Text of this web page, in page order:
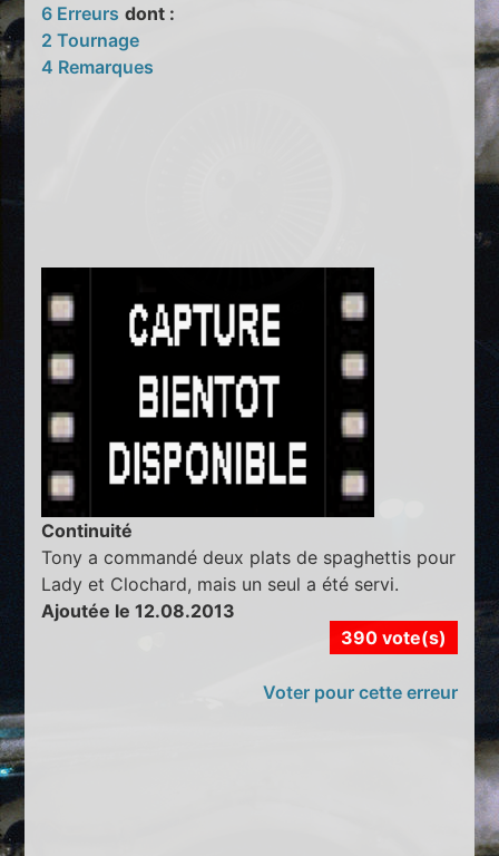
6 Erreurs dont :
2 Tournage
4 Remarques
Continuité
Tony a commandé deux plats de spaghettis pour
Lady et Clochard, mais un seul a été servi.
Ajoutée le 12.08.2013
390 vote(s)
Voter pour cette erreur